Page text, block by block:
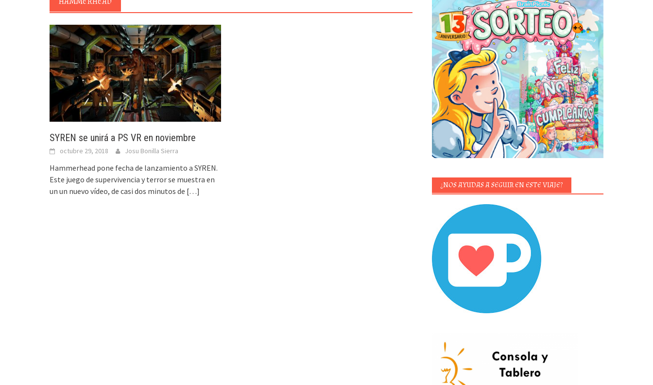
SYREN se unirá a PS VR en noviembre
octubre 29, 2018 Josu Bonilla Sierra
Hammerhead pone fecha de lanzamiento a SYREN.
Este juego de supervivencia y terror se muestra en
un un nuevo vídeo, de casi dos minutos de […]
¿NOS AYUDAS A SEGUIR EN ESTE VIAJE?